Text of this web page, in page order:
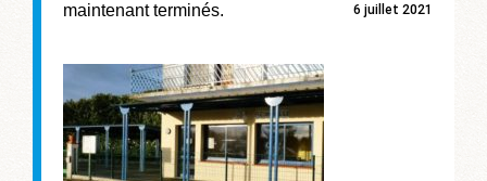
6 juillet 2021
maintenant terminés.